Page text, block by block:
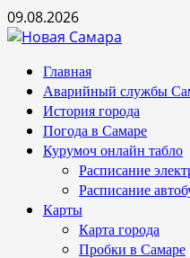
Перейти
к
09.08.2026
Основное
меню
Главная
Аварийный службы
История города
Погода в Самаре
Курумоч онлайн табло
Расписание
Расписание
Карты
Карта города
Пробки в Самаре